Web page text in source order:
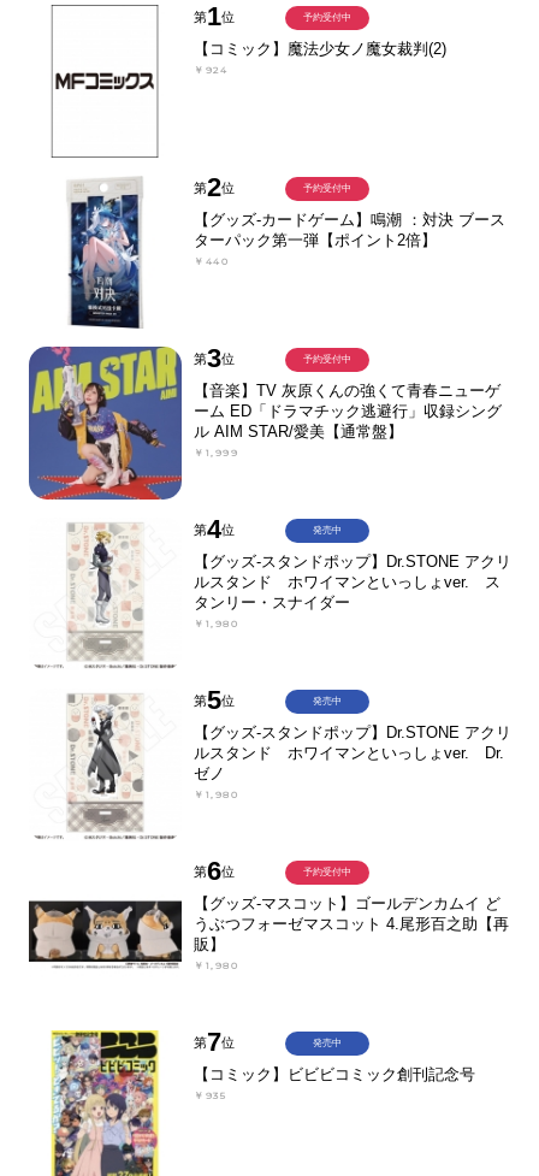
第1位
【コミック】魔法少女ノ魔女裁判(2)
￥924
予約受付中
第2位
【グッズ-カードゲーム】鳴潮 ：対決 ブース
ターパック第一弾【ポイント2倍】
￥440
予約受付中
第3位
【音楽】TV 灰原くんの強くて青春ニューゲ
ーム ED「ドラマチック逃避行」収録シング
ル AIM STAR/愛美【通常盤】
￥1,999
予約受付中
第4位
【グッズ-スタンドポップ】Dr.STONE アクリ
ルスタンド ホワイマンといっしょver. ス
タンリー・スナイダー
￥1,980
発売中
第5位
【グッズ-スタンドポップ】Dr.STONE アクリ
ルスタンド ホワイマンといっしょver. Dr.
ゼノ
￥1,980
発売中
第6位
【グッズ-マスコット】ゴールデンカムイ ど
うぶつフォーゼマスコット 4.尾形百之助【再
販】
￥1,980
予約受付中
第7位
【コミック】ビビビコミック創刊記念号
￥935
発売中